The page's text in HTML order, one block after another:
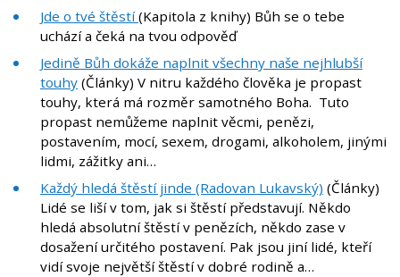
Jde o tvé štěstí(Kapitola z knihy) Bůh se o tebe
uchází a čeká na tvou odpověď
Jedině Bůh dokáže naplnit všechny naše nejhlubší
touhy (Články) V nitru každého člověka je propast
touhy, která má rozměr samotného Boha. Tuto
propast nemůžeme naplnit věcmi, penězi,
postavením, mocí, sexem, drogami, alkoholem, jinými
lidmi, zážitky ani…
Každý hledá štěstí jinde (Radovan Lukavský) (Články)
Lidé se liší v tom, jak si štěstí představují. Někdo
hledá absolutní štěstí v penězích, někdo zase v
dosažení určitého postavení. Pak jsou jiní lidé, kteří
vidí svoje největší štěstí v dobré rodině a…